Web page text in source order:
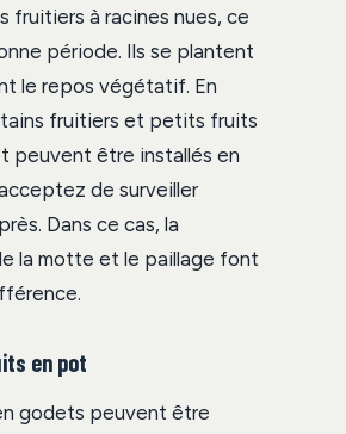
fruitiers à racines nues, ce
période. Ils se plantent
le repos végétatif. En
fruitiers et petits fruits
peuvent être installés en
de surveiller
Dans ce cas, la
la motte et le paillage font
en pot
godets peuvent être